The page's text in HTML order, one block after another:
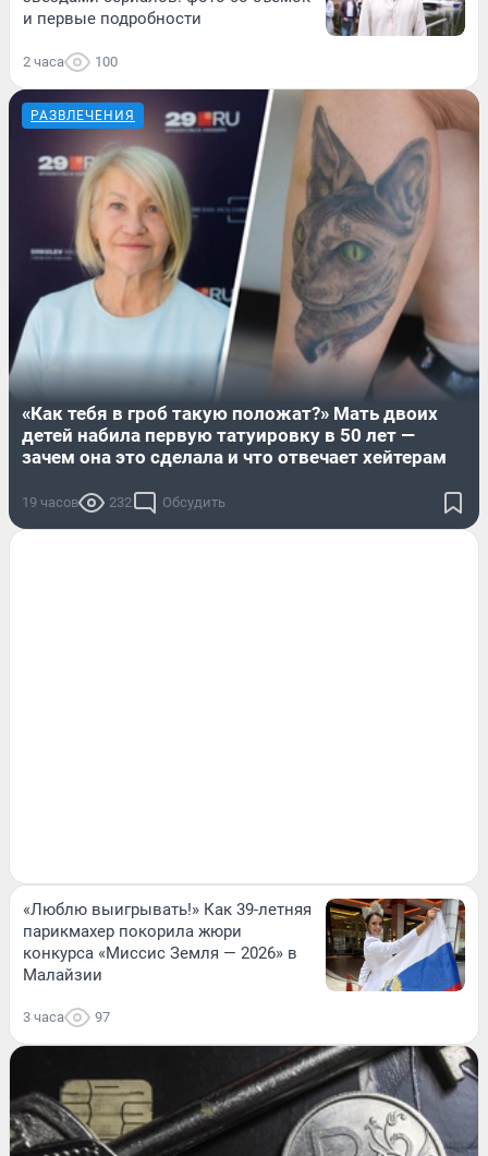
и первые подробности
2 часа 100
РАЗВЛЕЧЕНИЯ
«Как тебя в гроб такую положат?» Мать двоих
детей набила первую татуировку в 50 лет —
зачем она это сделала и что отвечает хейтерам
19 часов 232 Обсудить
«Люблю выигрывать!» Как 39-летняя
парикмахер покорила жюри
конкурса «Миссис Земля — 2026» в
Малайзии
3 часа 97